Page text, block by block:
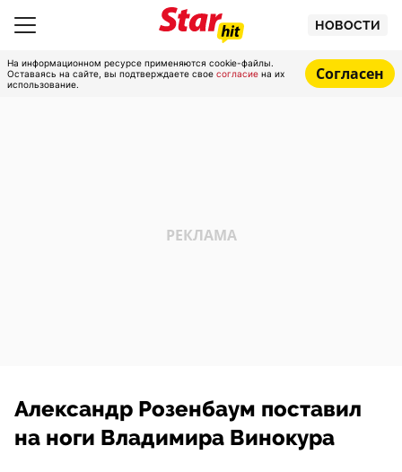
НОВОСТИ
На информационном ресурсе применяются cookie-файлы.
Оставаясь на сайте, вы подтверждаете свое согласие на их
использование.
Согласен
Александр Розенбаум поставил
на ноги Владимира Винокура